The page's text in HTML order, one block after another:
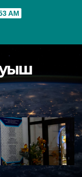
AM